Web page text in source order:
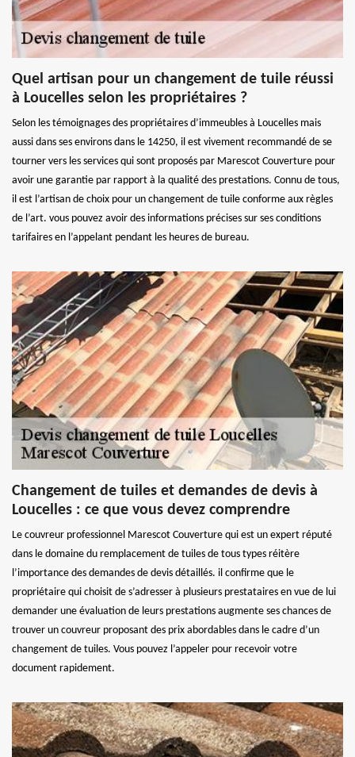
Quel artisan pour un changement de tuile réussi
à Loucelles selon les propriétaires ?
Selon les témoignages des propriétaires d’immeubles à Loucelles mais
aussi dans ses environs dans le 14250, il est vivement recommandé de se
tourner vers les services qui sont proposés par Marescot Couverture pour
avoir une garantie par rapport à la qualité des prestations. Connu de tous,
il est l’artisan de choix pour un changement de tuile conforme aux règles
de l’art. vous pouvez avoir des informations précises sur ses conditions
tarifaires en l’appelant pendant les heures de bureau.
Changement de tuiles et demandes de devis à
Loucelles : ce que vous devez comprendre
Le couvreur professionnel Marescot Couverture qui est un expert réputé
dans le domaine du remplacement de tuiles de tous types réitère
l’importance des demandes de devis détaillés. il confirme que le
propriétaire qui choisit de s’adresser à plusieurs prestataires en vue de lui
demander une évaluation de leurs prestations augmente ses chances de
trouver un couvreur proposant des prix abordables dans le cadre d’un
changement de tuiles. Vous pouvez l’appeler pour recevoir votre
document rapidement.